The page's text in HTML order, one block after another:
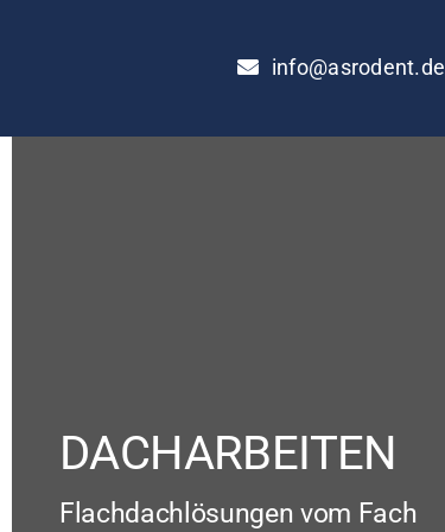
info@asrodent.de
DACHARBEITEN
Flachdachlösungen vom Fach